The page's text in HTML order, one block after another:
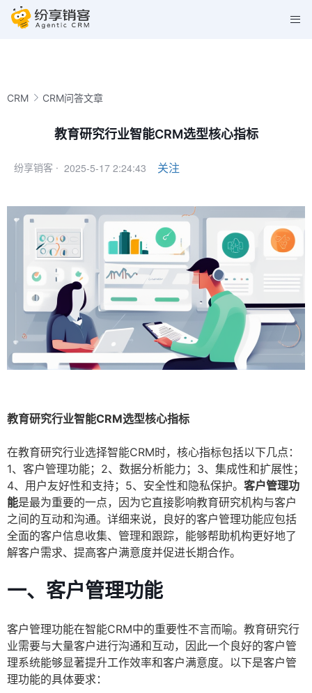
CRM CRM问答文章
教育研究行业智能CRM选型核心指标
纷享销客 · 2025-5-17 2:24:43 关注
教育研究行业智能CRM选型核心指标
在教育研究行业选择智能CRM时，核心指标包括以下几点：
1、客户管理功能；2、数据分析能力；3、集成性和扩展性；
4、用户友好性和支持；5、安全性和隐私保护。 客户管理功
能是最为重要的一点，因为它直接影响教育研究机构与客户
之间的互动和沟通。详细来说，良好的客户管理功能应包括
全面的客户信息收集、管理和跟踪，能够帮助机构更好地了
解客户需求、提高客户满意度并促进长期合作。
一、客户管理功能
客户管理功能在智能CRM中的重要性不言而喻。教育研究行
业需要与大量客户进行沟通和互动，因此一个良好的客户管
理系统能够显著提升工作效率和客户满意度。以下是客户管
理功能的具体要求：